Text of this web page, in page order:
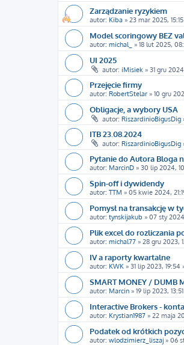
Zarządzanie ryzykiem
autor: Kiba » 23 mar 2025, 15:15
Model scoringowy BEZ
autor: michal_ » 18 lut 2025,
UI 2025
autor: iMisiek » 31 gru
Przejęcie firmy
autor: RobertStelar » 10 gru
Obligacje, a wybory USA
autor: RiszardinioBigusDig
ITB 23.08.2024
autor: RiszardinioBigusDig
Pytanie do Autora Bloga
autor: MarcinD » 30 lip 2024,
Spin-off i dywidendy
autor: TTM » 05 kwie 2024,
Pomysł na transakcję w
autor: tynskijakub » 07 sty
Plik excel do rozliczania
autor: michal77 » 28 gru 2023,
IV a raporty kwartalne
autor: KWK » 31 lip 2023, 19:54
SMART MONEY / DUMB
autor: Marcin » 19 lip 2023, 13:51
Interactive Brokers -
autor: Krystian1987 » 22 maja
Podatek od krótkich
autor: wlodzimierz_liszaj » 06